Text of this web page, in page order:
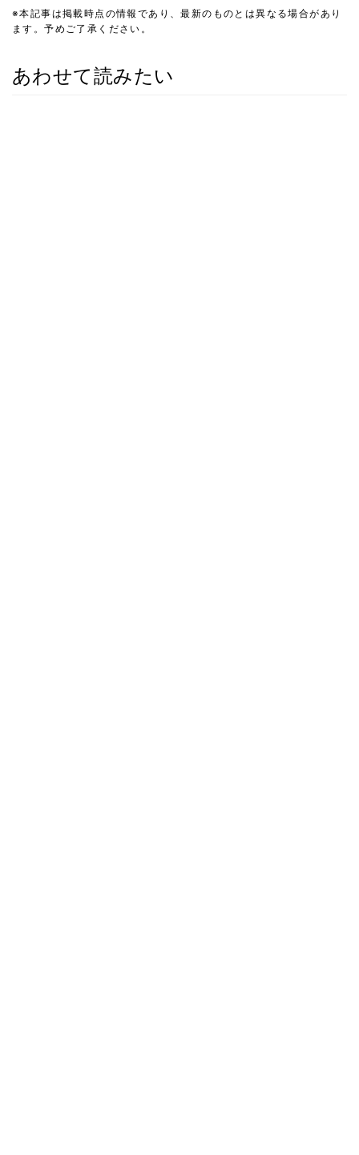
※本記事は掲載時点の情報であり、最新のものとは異なる場合があり
ます。予めご了承ください。
あわせて読みたい